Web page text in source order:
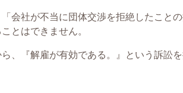
「会社が不当に団体交渉を拒絶したこと
とはできません。
ら、『解雇が有効である。』という訴訟